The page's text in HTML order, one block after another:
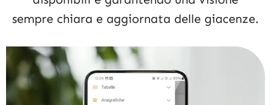
sempre chiara e aggiornata delle giacenze.